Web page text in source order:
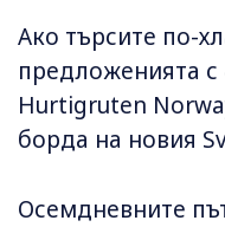
Ако търсите по-
предложенията с
Hurtigruten
борда на новия
Осемдневните